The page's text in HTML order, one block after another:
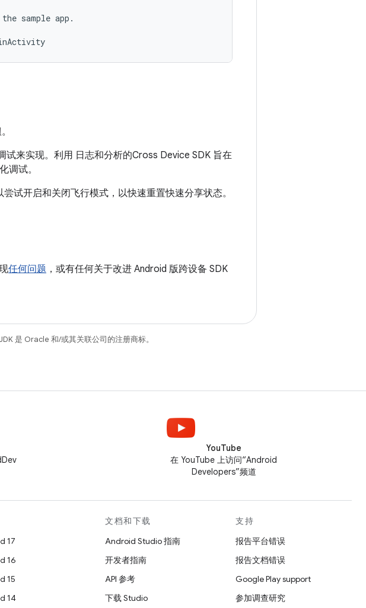
sample app.
来实现。利用 日志和分析的Cross Device SDK 旨在
调试。
试开启和关闭飞行模式，以快速重置快速分享状态。
任何问题 ，或有任何关于改进 Android 版跨设备 SDK
是 Oracle 和/或其关联公司的注册商标。
YouTube
在 YouTube 上访问“Android
Developers”频道
17
16
15
14
文档和下载
Android Studio 指南
开发者指南
API 参考
下载 Studio
支持
报告平台错误
报告文档错误
Google Play support
参加调查研究